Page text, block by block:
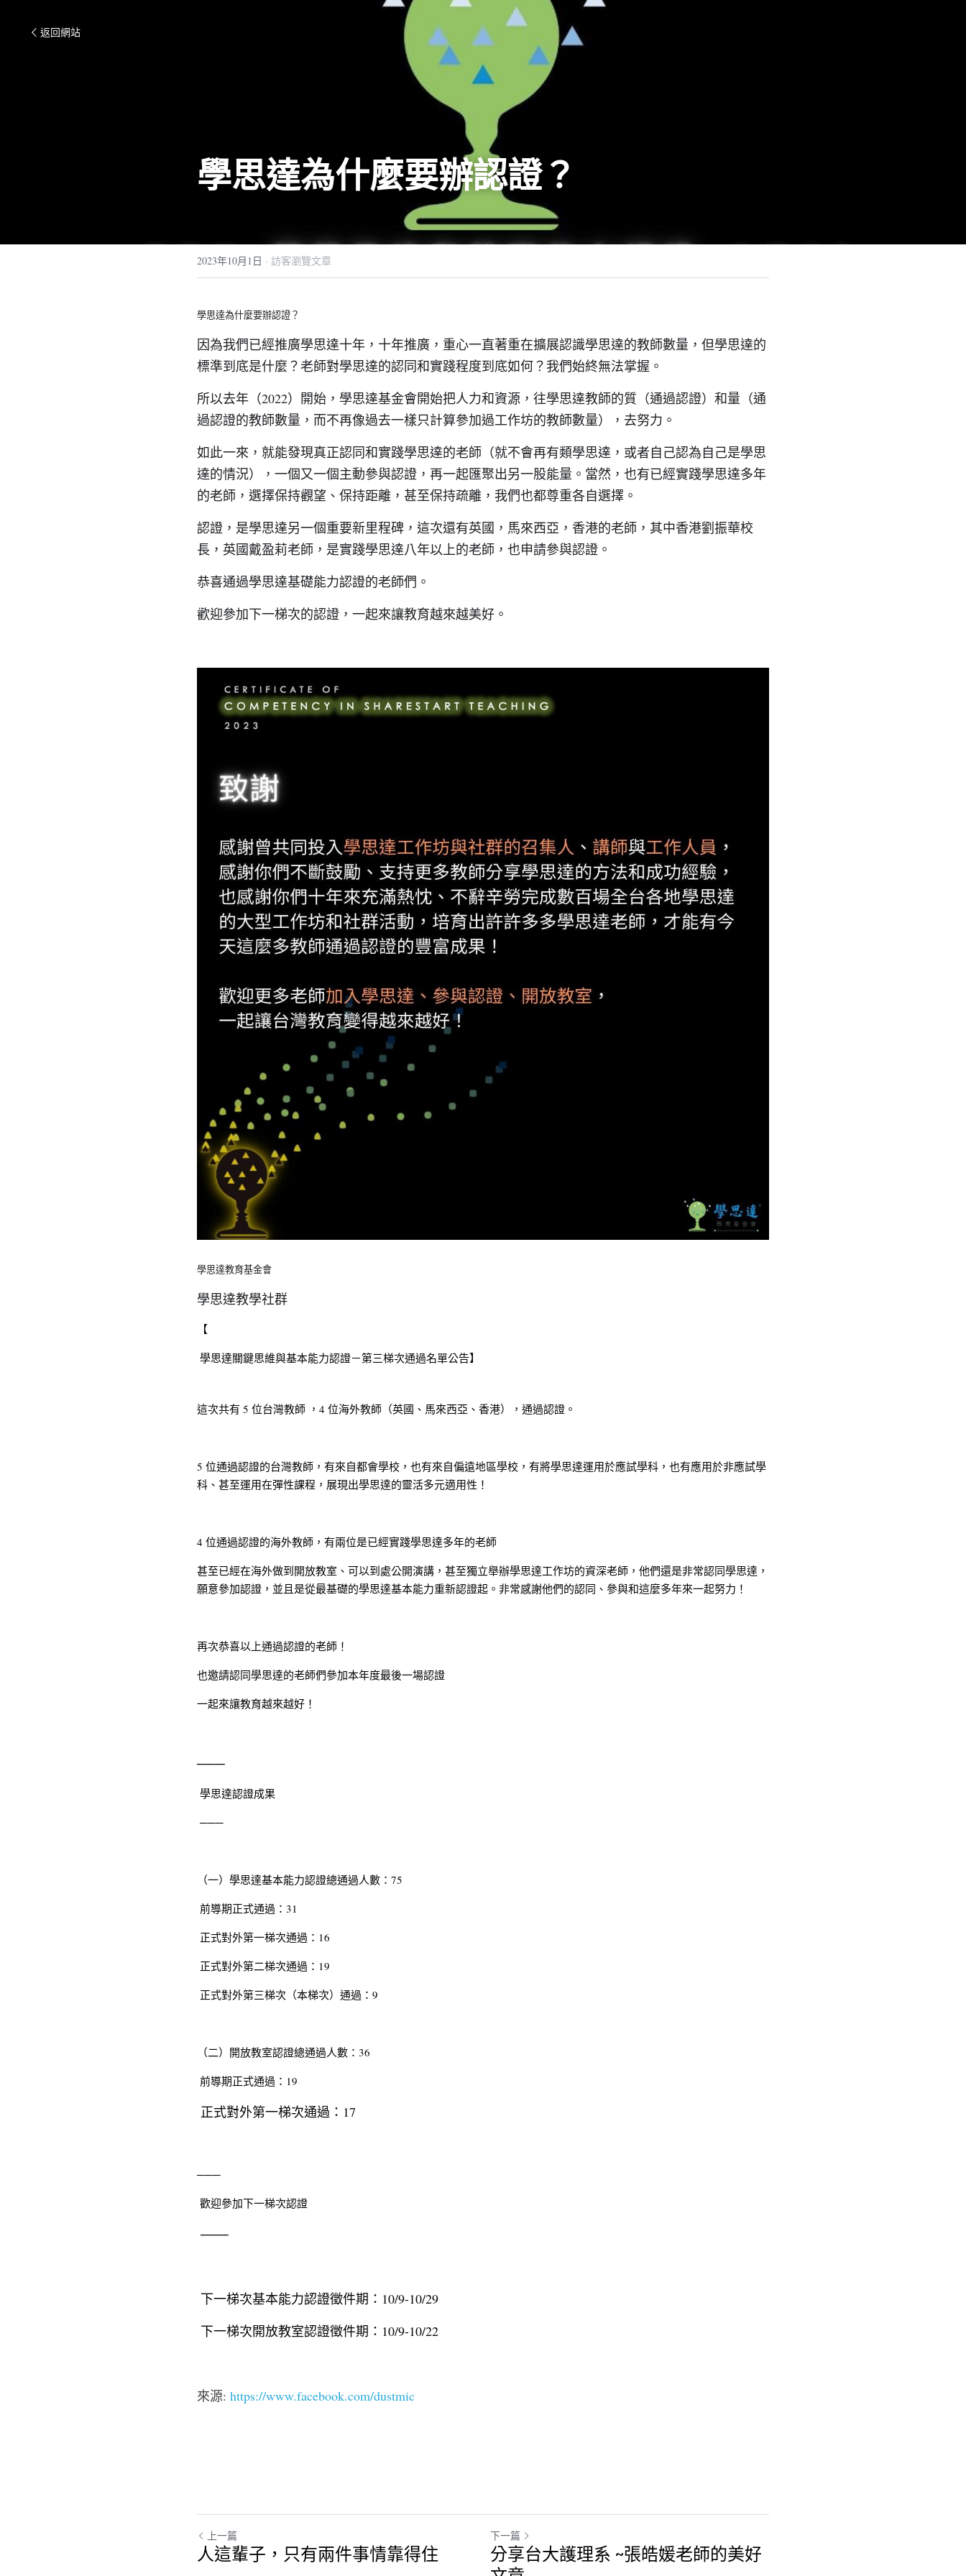
返回網站
學思達為什麼要辦認證？
2023年10月1日 · 訪客瀏覽文章
學思達為什麼要辦認證？
因為我們已經推廣學思達十年，十年推廣，重心一直著重在擴展認識學思達的教師數量，但學思達的
標準到底是什麼？老師對學思達的認同和實踐程度到底如何？我們始終無法掌握。
所以去年（2022）開始，學思達基金會開始把人力和資源，往學思達教師的質（通過認證）和量（通
過認證的教師數量，而不再像過去一樣只計算參加過工作坊的教師數量），去努力。
如此一來，就能發現真正認同和實踐學思達的老師（就不會再有類學思達，或者自己認為自己是學思
達的情況），一個又一個主動參與認證，再一起匯聚出另一股能量。當然，也有已經實踐學思達多年
的老師，選擇保持觀望、保持距離，甚至保持疏離，我們也都尊重各自選擇。
認證，是學思達另一個重要新里程碑，這次還有英國，馬來西亞，香港的老師，其中香港劉振華校
長，英國戴盈莉老師，是實踐學思達八年以上的老師，也申請參與認證。
恭喜通過學思達基礎能力認證的老師們。
歡迎參加下一梯次的認證，一起來讓教育越來越美好。
學思達教育基金會
學思達教學社群
【
學思達關鍵思維與基本能力認證－第三梯次通過名單公告】
這次共有 5 位台灣教師 ，4 位海外教師（英國、馬來西亞、香港），通過認證。
5 位通過認證的台灣教師，有來自都會學校，也有來自偏遠地區學校，有將學思達運用於應試學科，也有應用於非應試學
科、甚至運用在彈性課程，展現出學思達的靈活多元適用性！
4 位通過認證的海外教師，有兩位是已經實踐學思達多年的老師
甚至已經在海外做到開放教室、可以到處公開演講，甚至獨立舉辦學思達工作坊的資深老師，他們還是非常認同學思達，
願意參加認證，並且是從最基礎的學思達基本能力重新認證起。非常感謝他們的認同、參與和這麼多年來一起努力！
再次恭喜以上通過認證的老師！
也邀請認同學思達的老師們參加本年度最後一場認證
一起來讓教育越來越好！
───
學思達認證成果
───
（一）學思達基本能力認證總通過人數：75
前導期正式通過：31
正式對外第一梯次通過：16
正式對外第二梯次通過：19
正式對外第三梯次（本梯次）通過：9
（二）開放教室認證總通過人數：36
前導期正式通過：19
正式對外第一梯次通過：17
───
歡迎參加下一梯次認證
───
下一梯次基本能力認證徵件期：10/9-10/29
下一梯次開放教室認證徵件期：10/9-10/22
來源: https://www.facebook.com/dustmic
上一篇
人這輩子，只有兩件事情靠得住
下一篇
分享台大護理系 ~張皓媛老師的美好